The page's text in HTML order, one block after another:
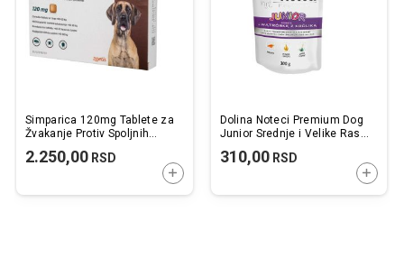
Simparica 120mg Tablete za
Žvakanje Protiv Spoljnih
1kom.
2.250,00 RSD
DODAJTE U KORPU
Dolina Noteci Premium Dog
Junior Srednje i Velike Rase
310,00RSD